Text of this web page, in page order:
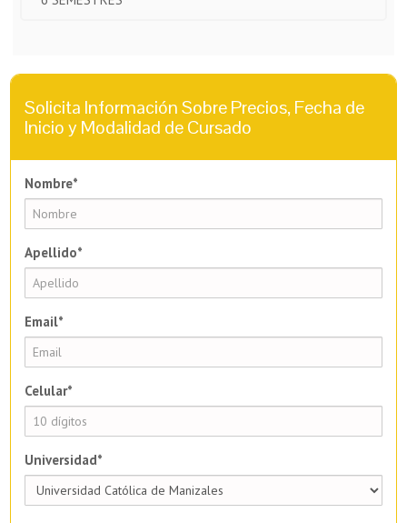
Solicita Información Sobre Precios, Fecha de
Inicio y Modalidad de Cursado
Nombre*
Apellido*
Email*
Celular*
Universidad*